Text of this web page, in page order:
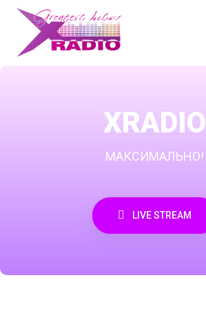
XRADIO
МАКСИМАЛЬНО!
LIVE STREAM